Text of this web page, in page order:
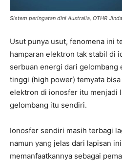
Sistem peringatan dini Australia, OTHR
Usut punya usut, fenomena ini
hamparan elektron tak stabil di
serbuan energi dari gelombang
tinggi (high power) temyata
elektron di ionosfer itu menjadi
gelombang itu sendiri.
Ionosfer sendiri masih terbagi
namun yang jelas dari lapisan
memanfaatkannya sebagai